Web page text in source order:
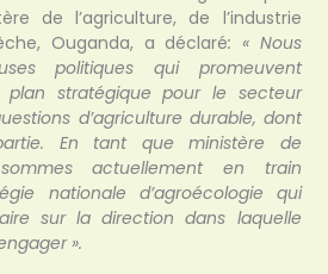
de l’agriculture, de l’industrie
Ouganda, a déclaré: « Nous
politiques qui promeuvent
plan stratégique pour le secteur
d’agriculture durable, dont
En tant que ministère de
actuellement en train
nationale d’agroécologie qui
sur la direction dans laquelle
».